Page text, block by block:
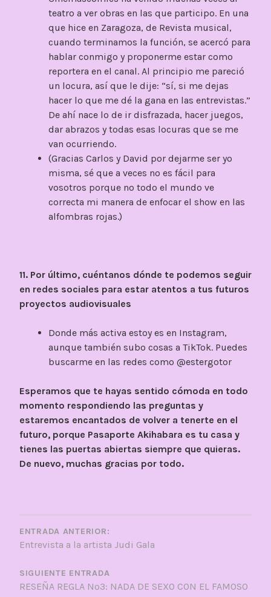
teatro a ver obras en las que participo. En una
que hice en Zaragoza, de Revista musical,
cuando terminamos la función, se acercó para
hablar conmigo y proponerme estar como
reportera en el canal. Al principio me pareció
un locura, así que le dije: “sí, si me dejas
hacer lo que me dé la gana en las entrevistas.”
De ahí nace lo de ir disfrazada, hacer juegos,
dar abrazos y todas esas locuras que se me
van ocurriendo.
(Gracias Carlos y David por dejarme ser yo
misma, sé que a veces no es fácil para
vosotros porque no todo el mundo ve
correcta mi manera de enfocar el show en las
alfombras rojas.)
11. Por último, cuéntanos dónde te podemos seguir
en redes sociales para estar atentos a tus futuros
proyectos audiovisuales
Donde más activa estoy es en Instagram,
aunque también subo cosas a TikTok. Puedes
buscarme en las redes como @estergotor
Esperamos que te hayas sentido cómoda en todo
momento respondiendo las preguntas y
estaremos encantados de volver a tenerte en el
futuro, porque Pasaporte Akihabara es tu casa y
tienes las puertas abiertas siempre que quieras.
De nuevo, muchas gracias por todo.
NAVEGACIÓN
DE
ENTRADAS
ENTRADA ANTERIOR:
Entrevista a la artista Judi Gala
SIGUIENTE ENTRADA
RESEÑA REGLA Nº3: NADA DE SEXO CON EL FAMOSO